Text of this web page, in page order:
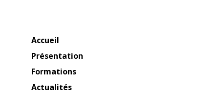
Accueil
Présentation
Formations
Actualités